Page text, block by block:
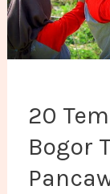
20
Bogor